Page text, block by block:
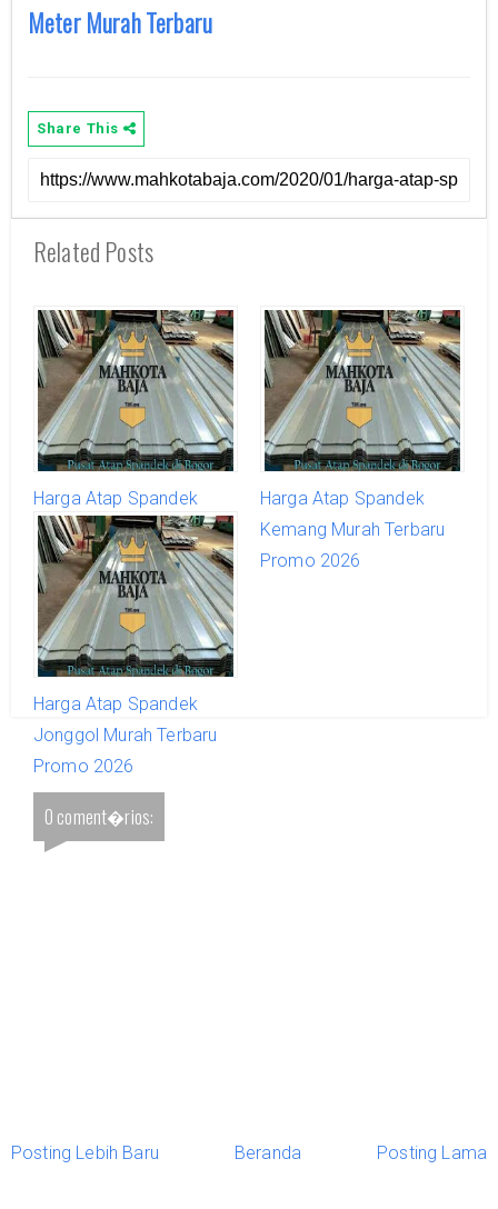
Meter Murah Terbaru
Share This
Related Posts
Harga Atap Spandek
Parung Terbaru Promo
2026
Harga Atap Spandek
Kemang Murah Terbaru
Promo 2026
Harga Atap Spandek
Jonggol Murah Terbaru
Promo 2026
0 coment�rios:
Posting Lebih Baru Beranda Posting Lama